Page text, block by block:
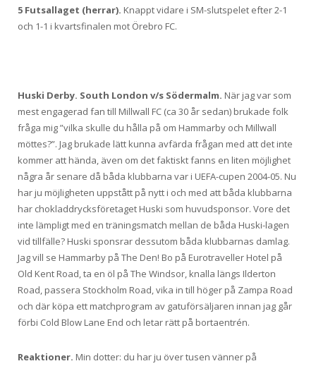
5 Futsallaget (herrar). Knappt vidare i SM-slutspelet efter 2-1
och 1-1 i kvartsfinalen mot Örebro FC.
Huski Derby. South London v/s Södermalm. När jag var som
mest engagerad fan till Millwall FC (ca 30 år sedan) brukade folk
fråga mig ”vilka skulle du hålla på om Hammarby och Millwall
möttes?”. Jag brukade lätt kunna avfärda frågan med att det inte
kommer att hända, även om det faktiskt fanns en liten möjlighet
några år senare då båda klubbarna var i UEFA-cupen 2004-05. Nu
har ju möjligheten uppstått på nytt i och med att båda klubbarna
har chokladdrycksföretaget Huski som huvudsponsor. Vore det
inte lämpligt med en träningsmatch mellan de båda Huski-lagen
vid tillfälle? Huski sponsrar dessutom båda klubbarnas damlag.
Jag vill se Hammarby på The Den! Bo på Eurotraveller Hotel på
Old Kent Road, ta en öl på The Windsor, knalla längs Ilderton
Road, passera Stockholm Road, vika in till höger på Zampa Road
och där köpa ett matchprogram av gatuförsäljaren innan jag går
förbi Cold Blow Lane End och letar rätt på bortaentrén.
Reaktioner. Min dotter: du har ju över tusen vänner på